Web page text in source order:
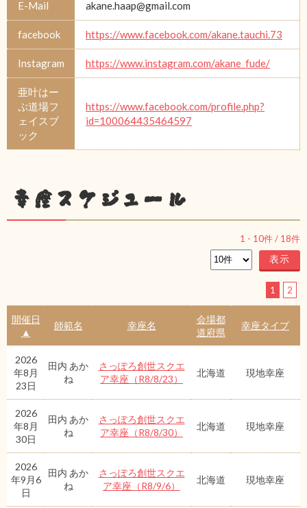
E-Mail akane.haap@gmail.com
facebook https://www.facebook.com/akane.tauchi.73
Instagram https://www.instagram.com/akane_fude/
亜叶はー
ぷ道場フ
ェイスブ
ック
https://www.facebook.com/profile.php?
id=100064435464597
幸座スケジュール
1 - 10件 / 18件
1 2
開催日
▲
師範名 幸座名
会場都
道府県
幸座タイプ
2026
年8月
23日
田内 あか
ね
さっぽろ創世スクエ
ア幸座（R8/8/23）
北海道 現地幸座
2026
年8月
30日
田内 あか
ね
さっぽろ創世スクエ
ア幸座（R8/8/30）
北海道 現地幸座
2026
年9月6
日
田内 あか
ね
さっぽろ創世スクエ
ア幸座（R8/9/6）
北海道 現地幸座